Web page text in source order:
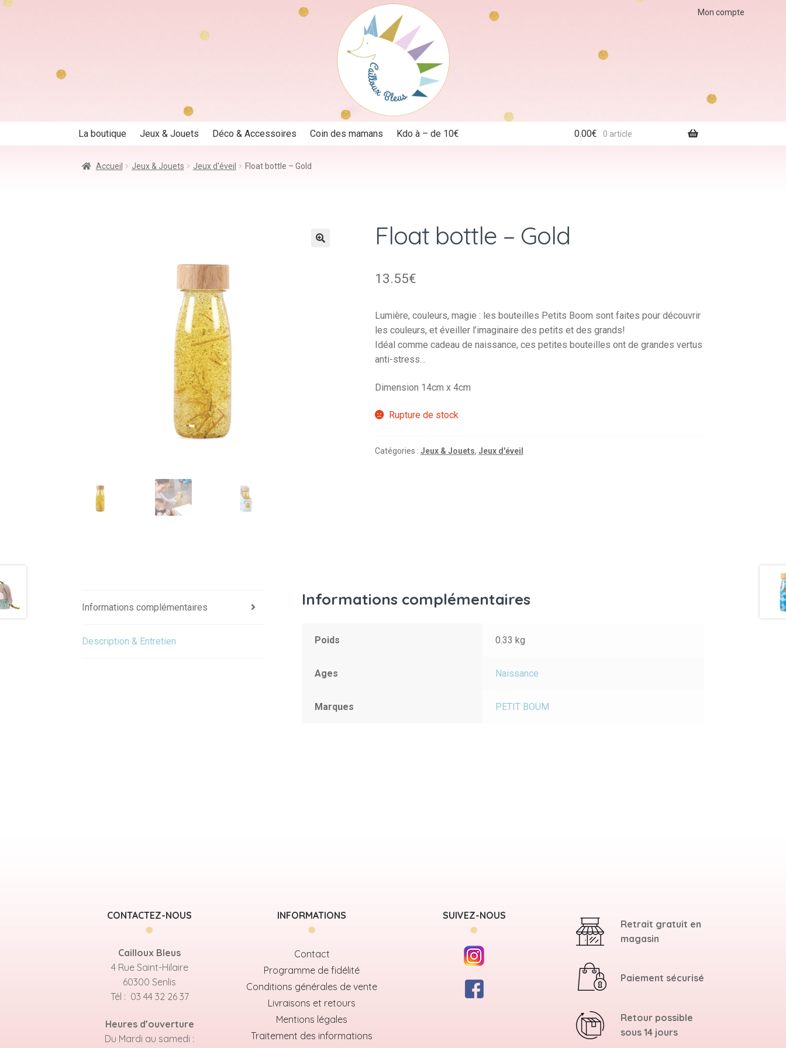
Mon compte
La boutique Jeux & Jouets Déco & Accessoires Coin des mamans Kdo à – de 10€ 0.00€ 0 article
Accueil Jeux & Jouets Jeux d'éveil Float bottle – Gold
Float bottle – Gold
13.55€
Lumière, couleurs, magie : les bouteilles Petits Boom sont faites pour découvrir
les couleurs, et éveiller l’imaginaire des petits et des grands!
Idéal comme cadeau de naissance, ces petites bouteilles ont de grandes vertus
anti-stress…
Dimension 14cm x 4cm
Rupture de stock
Catégories : Jeux & Jouets, Jeux d'éveil
Informations complémentaires
Description & Entretien
Informations complémentaires
Poids 0.33 kg
Ages Naissance
Marques PETIT BOUM
CONTACTEZ-NOUS
Cailloux Bleus
4 Rue Saint-Hilaire
60300 Senlis
Tél : 03 44 32 26 37
Heures d’ouverture
Du Mardi au samedi :
INFORMATIONS
Contact
Programme de fidélité
Conditions générales de vente
Livraisons et retours
Mentions légales
Traitement des informations
SUIVEZ-NOUS
Retrait gratuit en
magasin
Paiement sécurisé
Retour possible
sous 14 jours